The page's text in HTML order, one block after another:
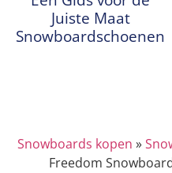
Juiste Maat
Snowboardschoenen
Snowboards kopen »
Freedom